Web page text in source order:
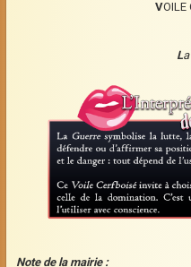
VOILE
La
Note de la mairie :